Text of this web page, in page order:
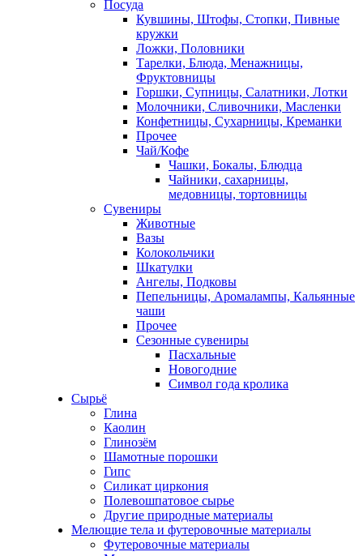
Посуда
Кувшины, Штофы, Стопки, Пивные
кружки
Ложки, Половники
Тарелки, Блюда, Менажницы,
Фруктовницы
Горшки, Супницы, Салатники, Лотки
Молочники, Сливочники, Масленки
Конфетницы, Сухарницы, Креманки
Прочее
Чай/Кофе
Чашки, Бокалы, Блюдца
Чайники, сахарницы,
медовницы, тортовницы
Сувениры
Животные
Вазы
Колокольчики
Шкатулки
Ангелы, Подковы
Пепельницы, Аромалампы, Кальянные
чаши
Прочее
Сезонные сувениры
Пасхальные
Новогодние
Символ года кролика
Сырьё
Глина
Каолин
Глинозём
Шамотные порошки
Гипс
Силикат циркония
Полевошпатовое сырье
Другие природные материалы
Мелющие тела и футеровочные материалы
Футеровочные материалы